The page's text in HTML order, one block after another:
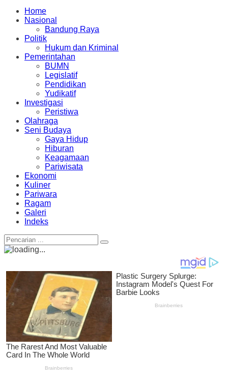
Home
Nasional
Bandung Raya
Politik
Hukum dan Kriminal
Pemerintahan
BUMN
Legislatif
Pendidikan
Yudikatif
Investigasi
Peristiwa
Olahraga
Seni Budaya
Gaya Hidup
Hiburan
Keagamaan
Pariwisata
Ekonomi
Kuliner
Pariwara
Ragam
Galeri
Indeks